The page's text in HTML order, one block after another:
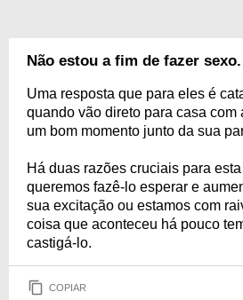
Não estou a fim de fazer
Uma resposta que para eles é
quando vão direto para casa com
um bom momento junto da sua
Há duas razões cruciais para
queremos fazê-lo esperar e
sua excitação ou estamos com
coisa que aconteceu há pouco
castigá-lo.
COPIAR